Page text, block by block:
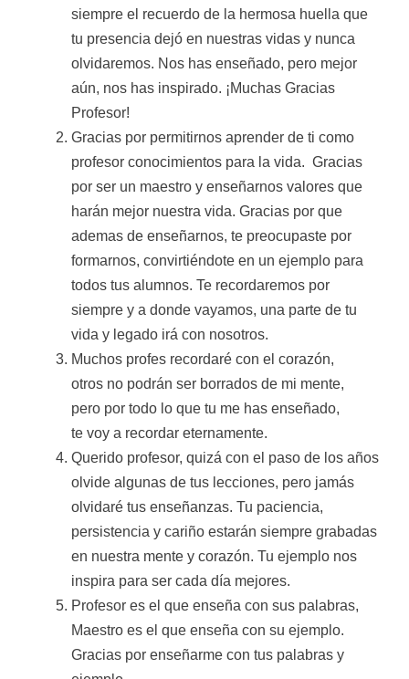
siempre el recuerdo de la hermosa huella que
tu presencia dejó en nuestras vidas y nunca
olvidaremos. Nos has enseñado, pero mejor
aún, nos has inspirado. ¡Muchas Gracias
Profesor!
Gracias por permitirnos aprender de ti como
profesor conocimientos para la vida. Gracias
por ser un maestro y enseñarnos valores que
harán mejor nuestra vida. Gracias por que
ademas de enseñarnos, te preocupaste por
formarnos, convirtiéndote en un ejemplo para
todos tus alumnos. Te recordaremos por
siempre y a donde vayamos, una parte de tu
vida y legado irá con nosotros.
Muchos profes recordaré con el corazón,
otros no podrán ser borrados de mi mente,
pero por todo lo que tu me has enseñado,
te voy a recordar eternamente.
Querido profesor, quizá con el paso de los años
olvide algunas de tus lecciones, pero jamás
olvidaré tus enseñanzas. Tu paciencia,
persistencia y cariño estarán siempre grabadas
en nuestra mente y corazón. Tu ejemplo nos
inspira para ser cada día mejores.
Profesor es el que enseña con sus palabras,
Maestro es el que enseña con su ejemplo.
Gracias por enseñarme con tus palabras y